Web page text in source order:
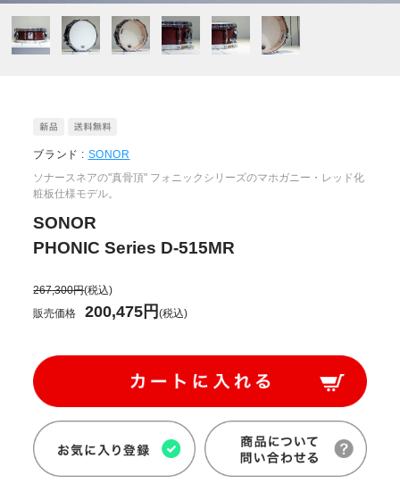
ブランド : SONOR
ソナースネアの"真骨頂" フォニックシリーズのマホガニー・レッド化
粧板仕様モデル。
SONOR
PHONIC Series D-515MR
267,300円(税込)
販売価格
200,475円(税込)